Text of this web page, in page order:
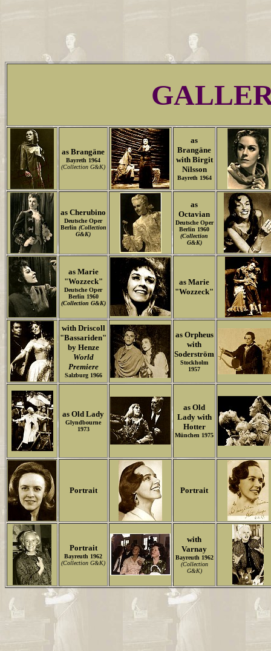
as Brangäne
Bayreth 1964
(Collection G&K)
as
Brangäne
with Birgit
Nilsson
Bayreth 1964
as Cherubino
Deutsche Oper
Berlin (Collection
G&K)
as
Octavian
Deutsche Oper
Berlin 1960
(Collection
G&K)
as Marie
"Wozzeck"
Deutsche Oper
Berlin 1960
(Collection G&K)
as Marie
"Wozzeck"
with Driscoll
"Bassariden"
by Henze
World
Premiere
Salzburg 1966
as Orpheus
with
Soderström
Stockholm
1957
as Old Lady
Glyndbourne
1973
as Old
Lady with
Hotter
München 1975
Portrait Portrait
Portrait
Bayreuth 1962
(Collection G&K)
with
Varnay
Bayreuth 1962
(Collection
G&K)